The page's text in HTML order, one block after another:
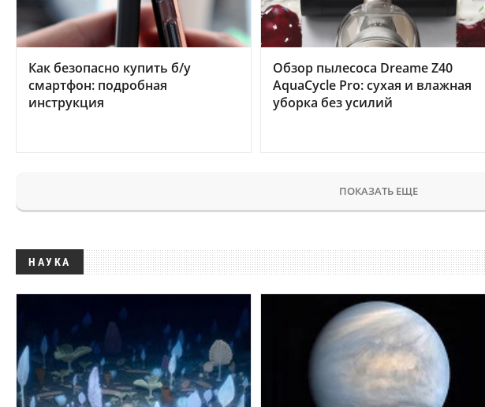
Как безопасно купить б/у
смартфон: подробная
инструкция
Обзор пылесоса Dreame Z40
AquaCycle Pro: сухая и влажная
уборка без усилий
ПОКАЗАТЬ ЕЩЕ
НАУКА